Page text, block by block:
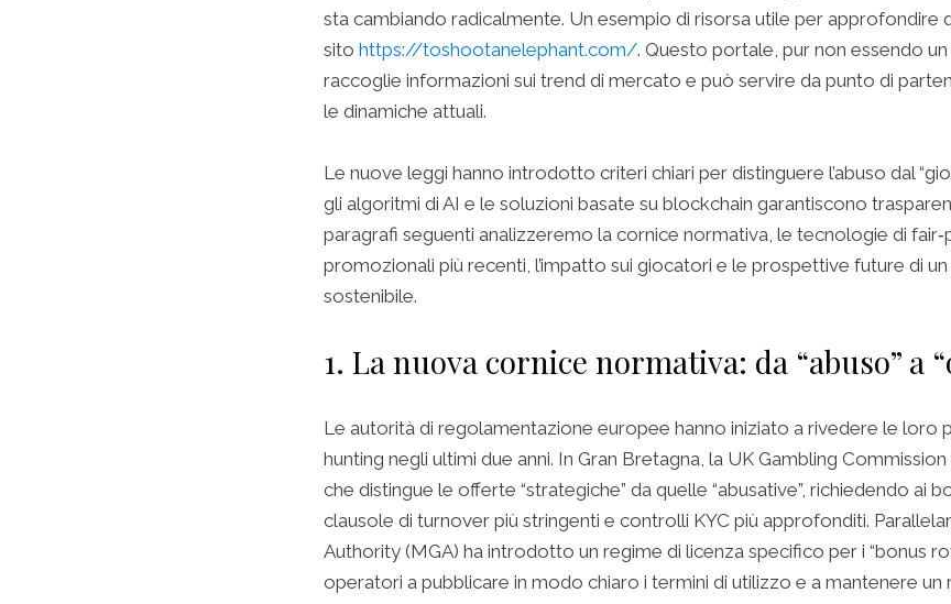
sta cambiando radicalmente. Un esempio di risorsa utile per approfondire
sito https://toshootanelephant.com/. Questo portale, pur non essendo
raccoglie informazioni sui trend di mercato e può servire da punto di
le dinamiche attuali.
Le nuove leggi hanno introdotto criteri chiari per distinguere l’abuso dal
gli algoritmi di AI e le soluzioni basate su blockchain garantiscono
paragrafi seguenti analizzeremo la cornice normativa, le tecnologie di
promozionali più recenti, l’impatto sui giocatori e le prospettive future di
sostenibile.
1. La nuova cornice normativa: da “abuso” a
Le autorità di regolamentazione europee hanno iniziato a rivedere le loro
hunting negli ultimi due anni. In Gran Bretagna, la UK Gambling
che distingue le offerte “strategiche” da quelle “abusative”, richiedendo ai
clausole di turnover più stringenti e controlli KYC più approfonditi.
Authority (MGA) ha introdotto un regime di licenza specifico per i “bonus
operatori a pubblicare in modo chiaro i termini di utilizzo e a mantenere